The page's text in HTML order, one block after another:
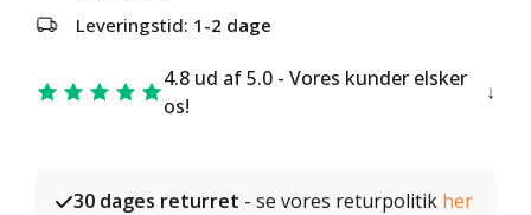
Leveringstid: 1-2 dage
4.8 ud af 5.0 - Vores kunder elsker
os!
30 dages returret - se vores returpolitik her